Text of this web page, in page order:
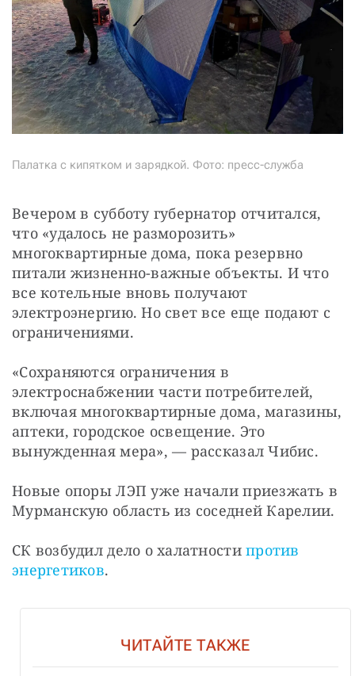
Палатка с кипятком и зарядкой. Фото: пресс-служба
Вечером в субботу губернатор отчитался,
что «удалось не разморозить»
многоквартирные дома, пока резервно
питали жизненно-важные объекты. И что
все котельные вновь получают
электроэнергию. Но свет все еще подают с
ограничениями.
«Сохраняются ограничения в
электроснабжении части потребителей,
включая многоквартирные дома, магазины,
аптеки, городское освещение. Это
вынужденная мера», — рассказал Чибис.
Новые опоры ЛЭП уже начали приезжать в
Мурманскую область из соседней Карелии.
СК возбудил дело о халатности против
энергетиков.
ЧИТАЙТЕ ТАКЖЕ